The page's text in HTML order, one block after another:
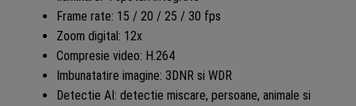
Frame rate: 15 / 20 / 25 / 30 fps
Zoom digital: 12x
Compresie video: H.264
Imbunatatire imagine: 3DNR si WDR
Detectie AI: detectie miscare, persoane, animale si